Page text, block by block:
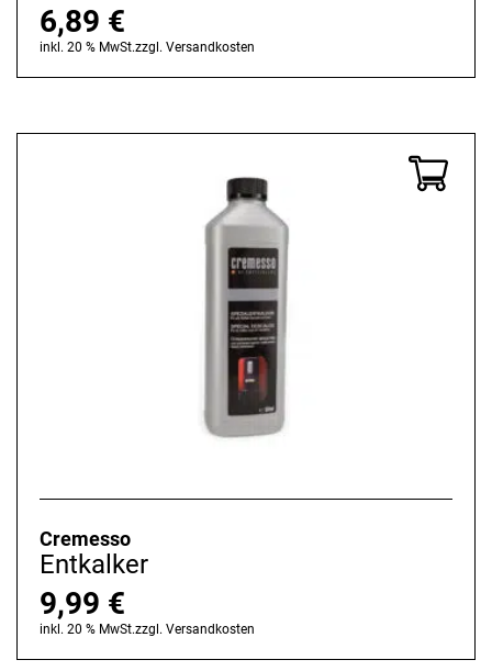
6,89 €
inkl. 20 % MwSt.zzgl. Versandkosten
Cremesso
Entkalker
9,99 €
inkl. 20 % MwSt.zzgl. Versandkosten